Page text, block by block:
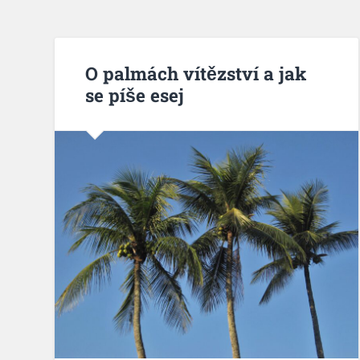
O palmách vítězství a jak
se píše esej